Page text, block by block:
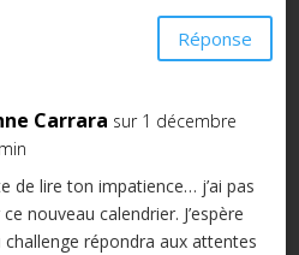
Réponse
Carrara sur 1 décembre
de lire ton impatience… j’ai pas
nouveau calendrier. J’espère
répondra aux attentes